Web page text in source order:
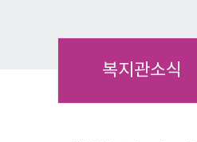
복지관소식